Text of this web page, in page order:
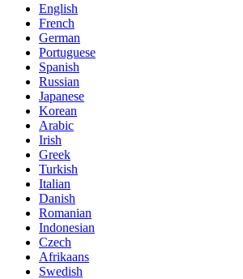
English
French
German
Portuguese
Spanish
Russian
Japanese
Korean
Arabic
Irish
Greek
Turkish
Italian
Danish
Romanian
Indonesian
Czech
Afrikaans
Swedish